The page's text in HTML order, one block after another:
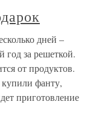
дней –
за решеткой.
от продуктов.
фанту,
приготовление